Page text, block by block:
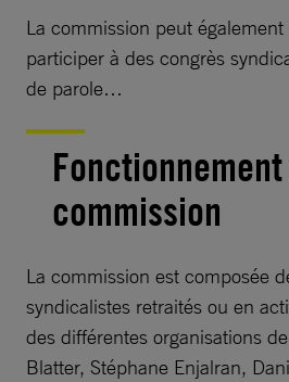
La commission peut
participer à des congrès
de parole…
commission
La commission est composée
syndicalistes retraités ou en
des différentes organisations
Blatter, Stéphane Enjalran,